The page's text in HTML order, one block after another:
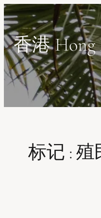
Skip
to
content
香港 Hong
标记 :殖